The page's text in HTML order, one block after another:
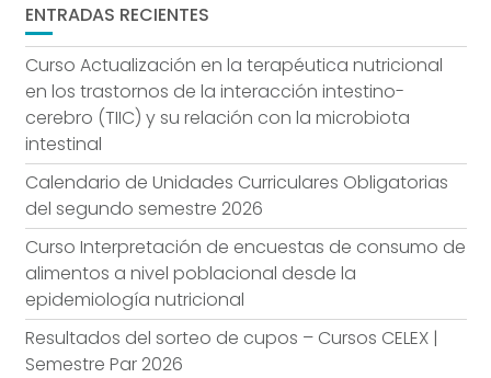
ENTRADAS RECIENTES
Curso Actualización en la terapéutica nutricional
en los trastornos de la interacción intestino-
cerebro (TIIC) y su relación con la microbiota
intestinal
Calendario de Unidades Curriculares Obligatorias
del segundo semestre 2026
Curso Interpretación de encuestas de consumo de
alimentos a nivel poblacional desde la
epidemiología nutricional
Resultados del sorteo de cupos – Cursos CELEX |
Semestre Par 2026